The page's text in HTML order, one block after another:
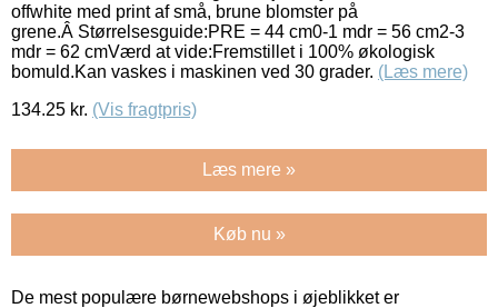
offwhite med print af små, brune blomster på
grene.Â Størrelsesguide:PRE = 44 cm0-1 mdr = 56 cm2-3
mdr = 62 cmVærd at vide:Fremstillet i 100% økologisk
bomuld.Kan vaskes i maskinen ved 30 grader. (Læs mere)
134.25 kr. (Vis fragtpris)
Læs mere »
Køb nu »
De mest populære børnewebshops i øjeblikket er